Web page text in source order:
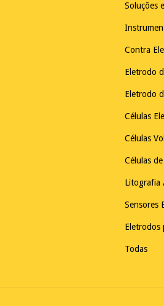
Soluções
Contra
Eletrodo
Eletrodo
Células
Células
Células
Litografia
Sensores
Eletrodos
Todas